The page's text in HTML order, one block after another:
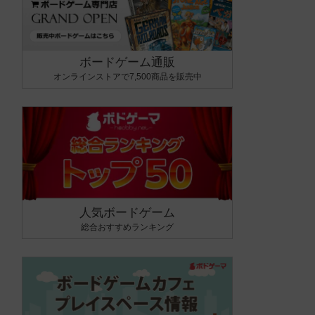
ボードゲーム通販
オンラインストアで7,500商品を販売中
人気ボードゲーム
総合おすすめランキング